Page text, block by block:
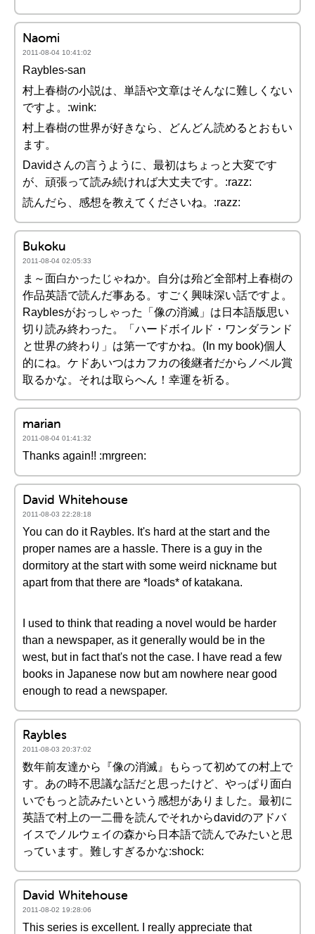
Naomi
2011-08-04 10:41:02
Raybles-san
村上春樹の小説は、単語や文章はそんなに難しくない
ですよ。:wink:
村上春樹の世界が好きなら、どんどん読めるとおもい
ます。
Davidさんの言うように、最初はちょっと大変です
が、頑張って読み続ければ大丈夫です。:razz:
読んだら、感想を教えてくださいね。:razz:
Bukoku
2011-08-04 02:05:33
ま～面白かったじゃねか。自分は殆ど全部村上春樹の
作品英語で読んだ事ある。すごく興味深い話ですよ。
Rayblesがおっしゃった「像の消滅」は日本語版思い
切り読み終わった。「ハードボイルド・ワンダランド
と世界の終わり」は第一ですかね。(In my book)個人
的にね。ケドあいつはカフカの後継者だからノベル賞
取るかな。それは取らへん！幸運を祈る。
marian
2011-08-04 01:41:32
Thanks again!! :mrgreen:
David Whitehouse
2011-08-03 22:28:18
You can do it Raybles. It's hard at the start and the
proper names are a hassle. There is a guy in the
dormitory at the start with some weird nickname but
apart from that there are *loads* of katakana.
I used to think that reading a novel would be harder
than a newspaper, as it generally would be in the
west, but in fact that's not the case. I have read a few
books in Japanese now but am nowhere near good
enough to read a newspaper.
Raybles
2011-08-03 20:37:02
数年前友達から『像の消滅』もらって初めての村上で
す。あの時不思議な話だと思ったけど、やっぱり面白
いでもっと読みたいという感想がありました。最初に
英語で村上の一二冊を読んでそれからdavidのアドバ
イスでノルウェイの森から日本語で読んでみたいと思
っています。難しすぎるかな:shock:
David Whitehouse
2011-08-02 19:28:06
This series is excellent. I really appreciate that